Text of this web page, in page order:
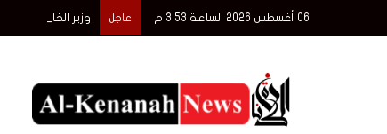
06 أغسطس 2026 الساعة 3:53 م عاجل وزير الخارجية